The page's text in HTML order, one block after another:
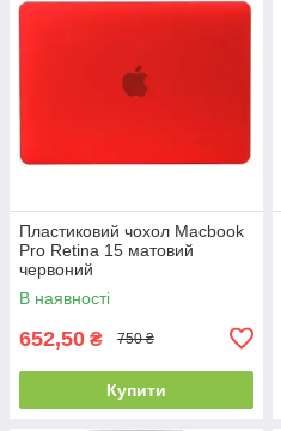
Пластиковий чохол Macbook
Pro Retina 15 матовий
червоний
В наявності
652,50 ₴ 750 ₴
Купити